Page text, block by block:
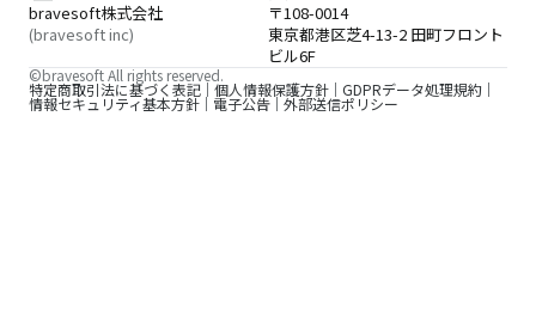
bravesoft株式会社
(bravesoft inc)
〒108-0014
東京都港区芝4-13-2 田町フロント
ビル6F
特定商取引法に基づく表記 個人情報保護方針 GDPRデータ処理規約
情報セキュリティ基本方針 電子公告 外部送信ポリシー
©bravesoft All rights reserved.